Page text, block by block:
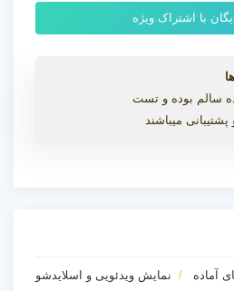
با اشتراک ویژه
سالم بوده و تست
میباشند
آماده نمایش ویدئویی و اسلایدشو